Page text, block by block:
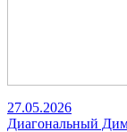
27.05.2026
Диагональный